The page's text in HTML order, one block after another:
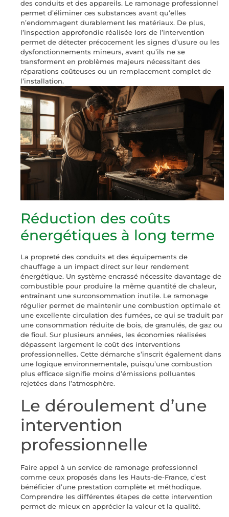
des conduits et des appareils. Le ramonage professionnel
permet d’éliminer ces substances avant qu’elles
n’endommagent durablement les matériaux. De plus,
l’inspection approfondie réalisée lors de l’intervention
permet de détecter précocement les signes d’usure ou les
dysfonctionnements mineurs, avant qu’ils ne se
transforment en problèmes majeurs nécessitant des
réparations coûteuses ou un remplacement complet de
l’installation.
Réduction des coûts
énergétiques à long terme
La propreté des conduits et des équipements de
chauffage a un impact direct sur leur rendement
énergétique. Un système encrassé nécessite davantage de
combustible pour produire la même quantité de chaleur,
entraînant une surconsommation inutile. Le ramonage
régulier permet de maintenir une combustion optimale et
une excellente circulation des fumées, ce qui se traduit par
une consommation réduite de bois, de granulés, de gaz ou
de fioul. Sur plusieurs années, les économies réalisées
dépassent largement le coût des interventions
professionnelles. Cette démarche s’inscrit également dans
une logique environnementale, puisqu’une combustion
plus efficace signifie moins d’émissions polluantes
rejetées dans l’atmosphère.
Le déroulement d’une
intervention
professionnelle
Faire appel à un service de ramonage professionnel
comme ceux proposés dans les Hauts-de-France, c’est
bénéficier d’une prestation complète et méthodique.
Comprendre les différentes étapes de cette intervention
permet de mieux en apprécier la valeur et la qualité.